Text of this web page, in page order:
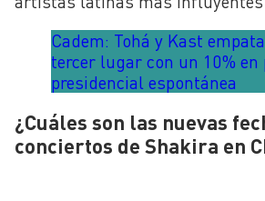
Cadem: Tohá y Kast
tercer lugar con un 10% en
presidencial espontánea
¿Cuáles son las nuevas
conciertos de Shakira en